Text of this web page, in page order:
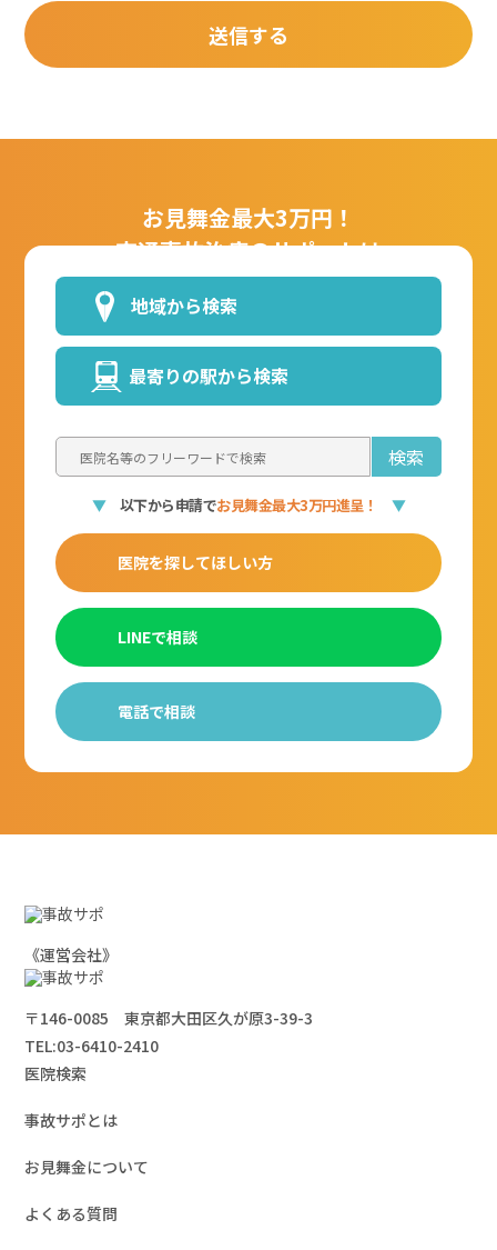
お見舞金最大3万円！
交通事故治療のサポートは
お任せください！
無料相談
365日
地域から検索
最寄りの駅から検索
▼以下から申請でお見舞金最大3万円進呈！ ▼
医院を探してほしい方
LINEで相談
電話で相談
《運営会社》
〒146-0085 東京都大田区久が原3-39-3
TEL:03-6410-2410
医院検索
事故サポとは
お見舞金について
よくある質問